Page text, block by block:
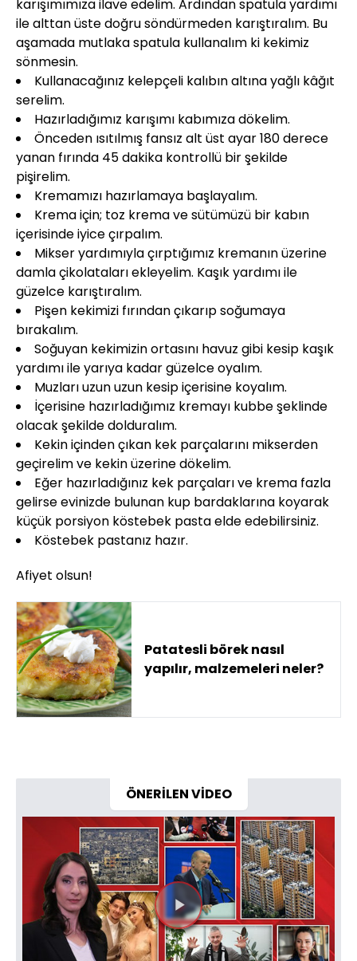
karışımımıza ilave edelim. Ardından spatula yardımı
ile alttan üste doğru söndürmeden karıştıralım. Bu
aşamada mutlaka spatula kullanalım ki kekimiz
sönmesin.
Kullanacağınız kelepçeli kalıbın altına yağlı kâğıt
serelim.
Hazırladığımız karışımı kabımıza dökelim.
Önceden ısıtılmış fansız alt üst ayar 180 derece
yanan fırında 45 dakika kontrollü bir şekilde
pişirelim.
Kremamızı hazırlamaya başlayalım.
Krema için; toz krema ve sütümüzü bir kabın
içerisinde iyice çırpalım.
Mikser yardımıyla çırptığımız kremanın üzerine
damla çikolataları ekleyelim. Kaşık yardımı ile
güzelce karıştıralım.
Pişen kekimizi fırından çıkarıp soğumaya
bırakalım.
Soğuyan kekimizin ortasını havuz gibi kesip kaşık
yardımı ile yarıya kadar güzelce oyalım.
Muzları uzun uzun kesip içerisine koyalım.
İçerisine hazırladığımız kremayı kubbe şeklinde
olacak şekilde dolduralım.
Kekin içinden çıkan kek parçalarını mikserden
geçirelim ve kekin üzerine dökelim.
Eğer hazırladığınız kek parçaları ve krema fazla
gelirse evinizde bulunan kup bardaklarına koyarak
küçük porsiyon köstebek pasta elde edebilirsiniz.
Köstebek pastanız hazır.
Afiyet olsun!
Patatesli börek nasıl
yapılır, malzemeleri neler?
ÖNERİLEN VİDEO
Videoyu
Oynat